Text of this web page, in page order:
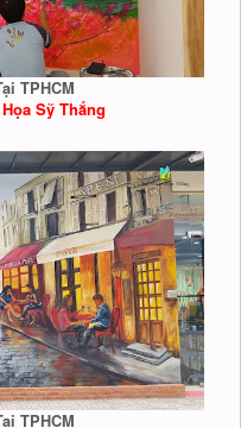
TPHCM
Sỹ Thắng
TPHCM